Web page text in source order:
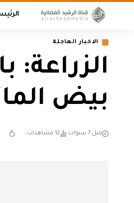
الاخبار العاجلة
بيض
قبل 7 سنوات 12 مشاهدات